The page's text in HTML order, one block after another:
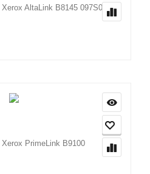
AltaLink B8145 097S05091
PrimeLink B9100